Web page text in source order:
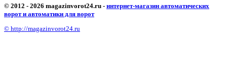
© 2012 - 2026 magazinvorot24.ru - интернет-магазин автоматических
ворот и автоматики для ворот
© http://magazinvorot24.ru